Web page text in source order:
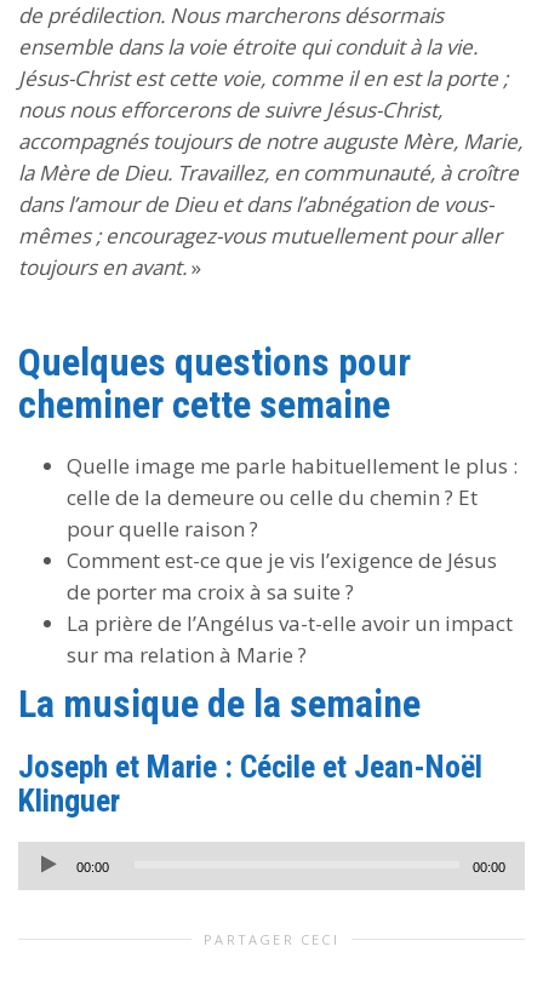
de prédilection. Nous marcherons désormais
ensemble dans la voie étroite qui conduit à la vie.
Jésus-Christ est cette voie, comme il en est la porte ;
nous nous efforcerons de suivre Jésus-Christ,
accompagnés toujours de notre auguste Mère, Marie,
la Mère de Dieu. Travaillez, en communauté, à croître
dans l’amour de Dieu et dans l’abnégation de vous-
mêmes ; encouragez-vous mutuellement pour aller
toujours en avant.»
Quelques questions pour
cheminer cette semaine
Quelle image me parle habituellement le plus :
celle de la demeure ou celle du chemin ? Et
pour quelle raison ?
Comment est-ce que je vis l’exigence de Jésus
de porter ma croix à sa suite ?
La prière de l’Angélus va-t-elle avoir un impact
sur ma relation à Marie ?
La musique de la semaine
Joseph et Marie : Cécile et Jean-Noël
Klinguer
Lecteur
audio
00:00 00:00
PARTAGER CECI